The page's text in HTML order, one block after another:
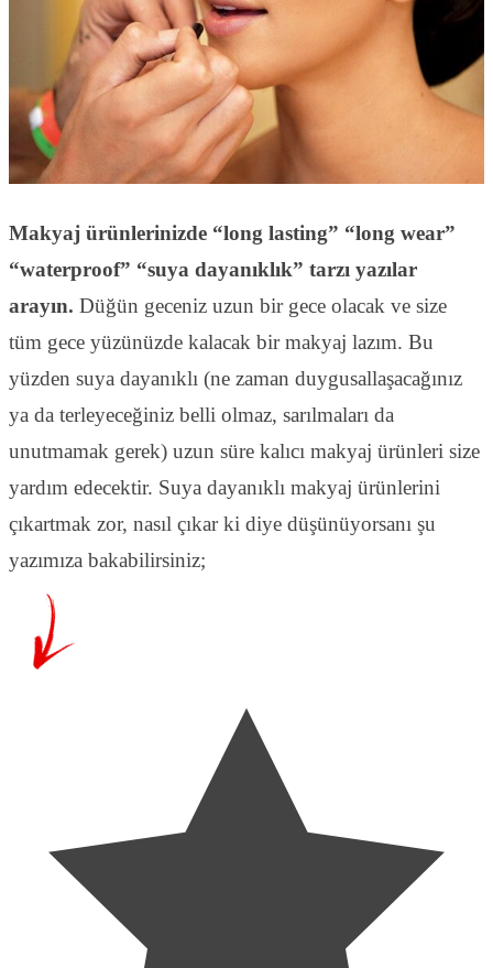
Makyaj ürünlerinizde “long lasting” “long wear”
“waterproof” “suya dayanıklık” tarzı yazılar
arayın. Düğün geceniz uzun bir gece olacak ve size
tüm gece yüzünüzde kalacak bir makyaj lazım. Bu
yüzden suya dayanıklı (ne zaman duygusallaşacağınız
ya da terleyeceğiniz belli olmaz, sarılmaları da
unutmamak gerek) uzun süre kalıcı makyaj ürünleri size
yardım edecektir. Suya dayanıklı makyaj ürünlerini
çıkartmak zor, nasıl çıkar ki diye düşünüyorsanı şu
yazımıza bakabilirsiniz;